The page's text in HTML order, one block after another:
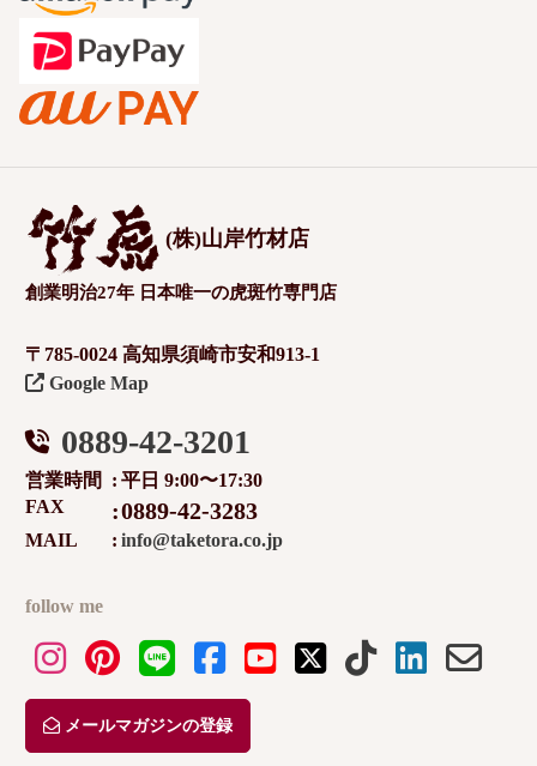
(株)山岸竹材店
創業明治27年 日本唯一の虎斑竹専門店
〒785-0024 高知県須崎市安和913-1
Google Map
0889-42-3201
営業時間
平日 9:00〜17:30
FAX
0889-42-3283
MAIL info@taketora.co.jp
follow me
メールマガジンの登録